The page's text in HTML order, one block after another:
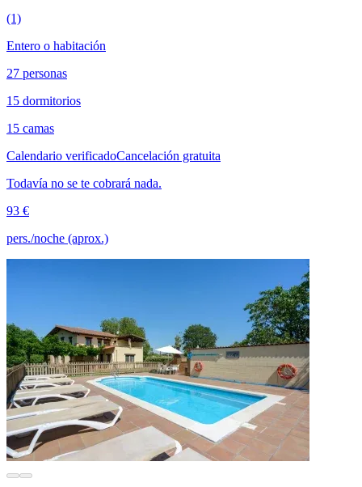
(1)
Entero o habitación
27 personas
15 dormitorios
15 camas
Calendario verificadoCancelación gratuita
Todavía no se te cobrará nada.
93 €
pers./noche (aprox.)